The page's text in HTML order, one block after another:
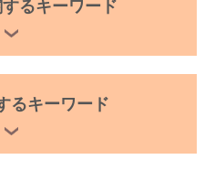
るキーワード
るキーワード